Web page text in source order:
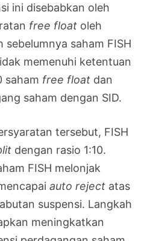
ini disebabkan oleh
free float oleh
sebelumnya saham FISH
memenuhi ketentuan
saham free float dan
saham dengan SID.
tersebut, FISH
dengan rasio 1:10.
FISH melonjak
auto reject atas
suspensi. Langkah
meningkatkan